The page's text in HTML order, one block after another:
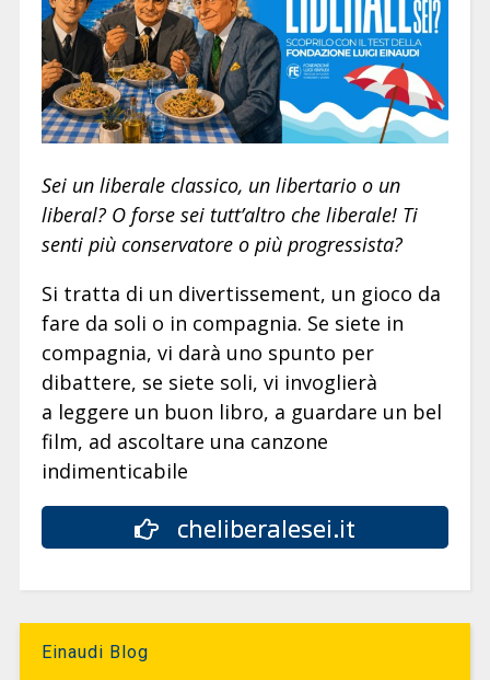
Sei un liberale classico, un libertario o un
liberal? O forse sei tutt’altro che liberale! Ti
senti più conservatore o più progressista?
Si tratta di un divertissement, un gioco da
fare da soli o in compagnia. Se siete in
compagnia, vi darà uno spunto per
dibattere, se siete soli, vi invoglierà
a leggere un buon libro, a guardare un bel
film, ad ascoltare una canzone
indimenticabile
cheliberalesei.it
Einaudi Blog